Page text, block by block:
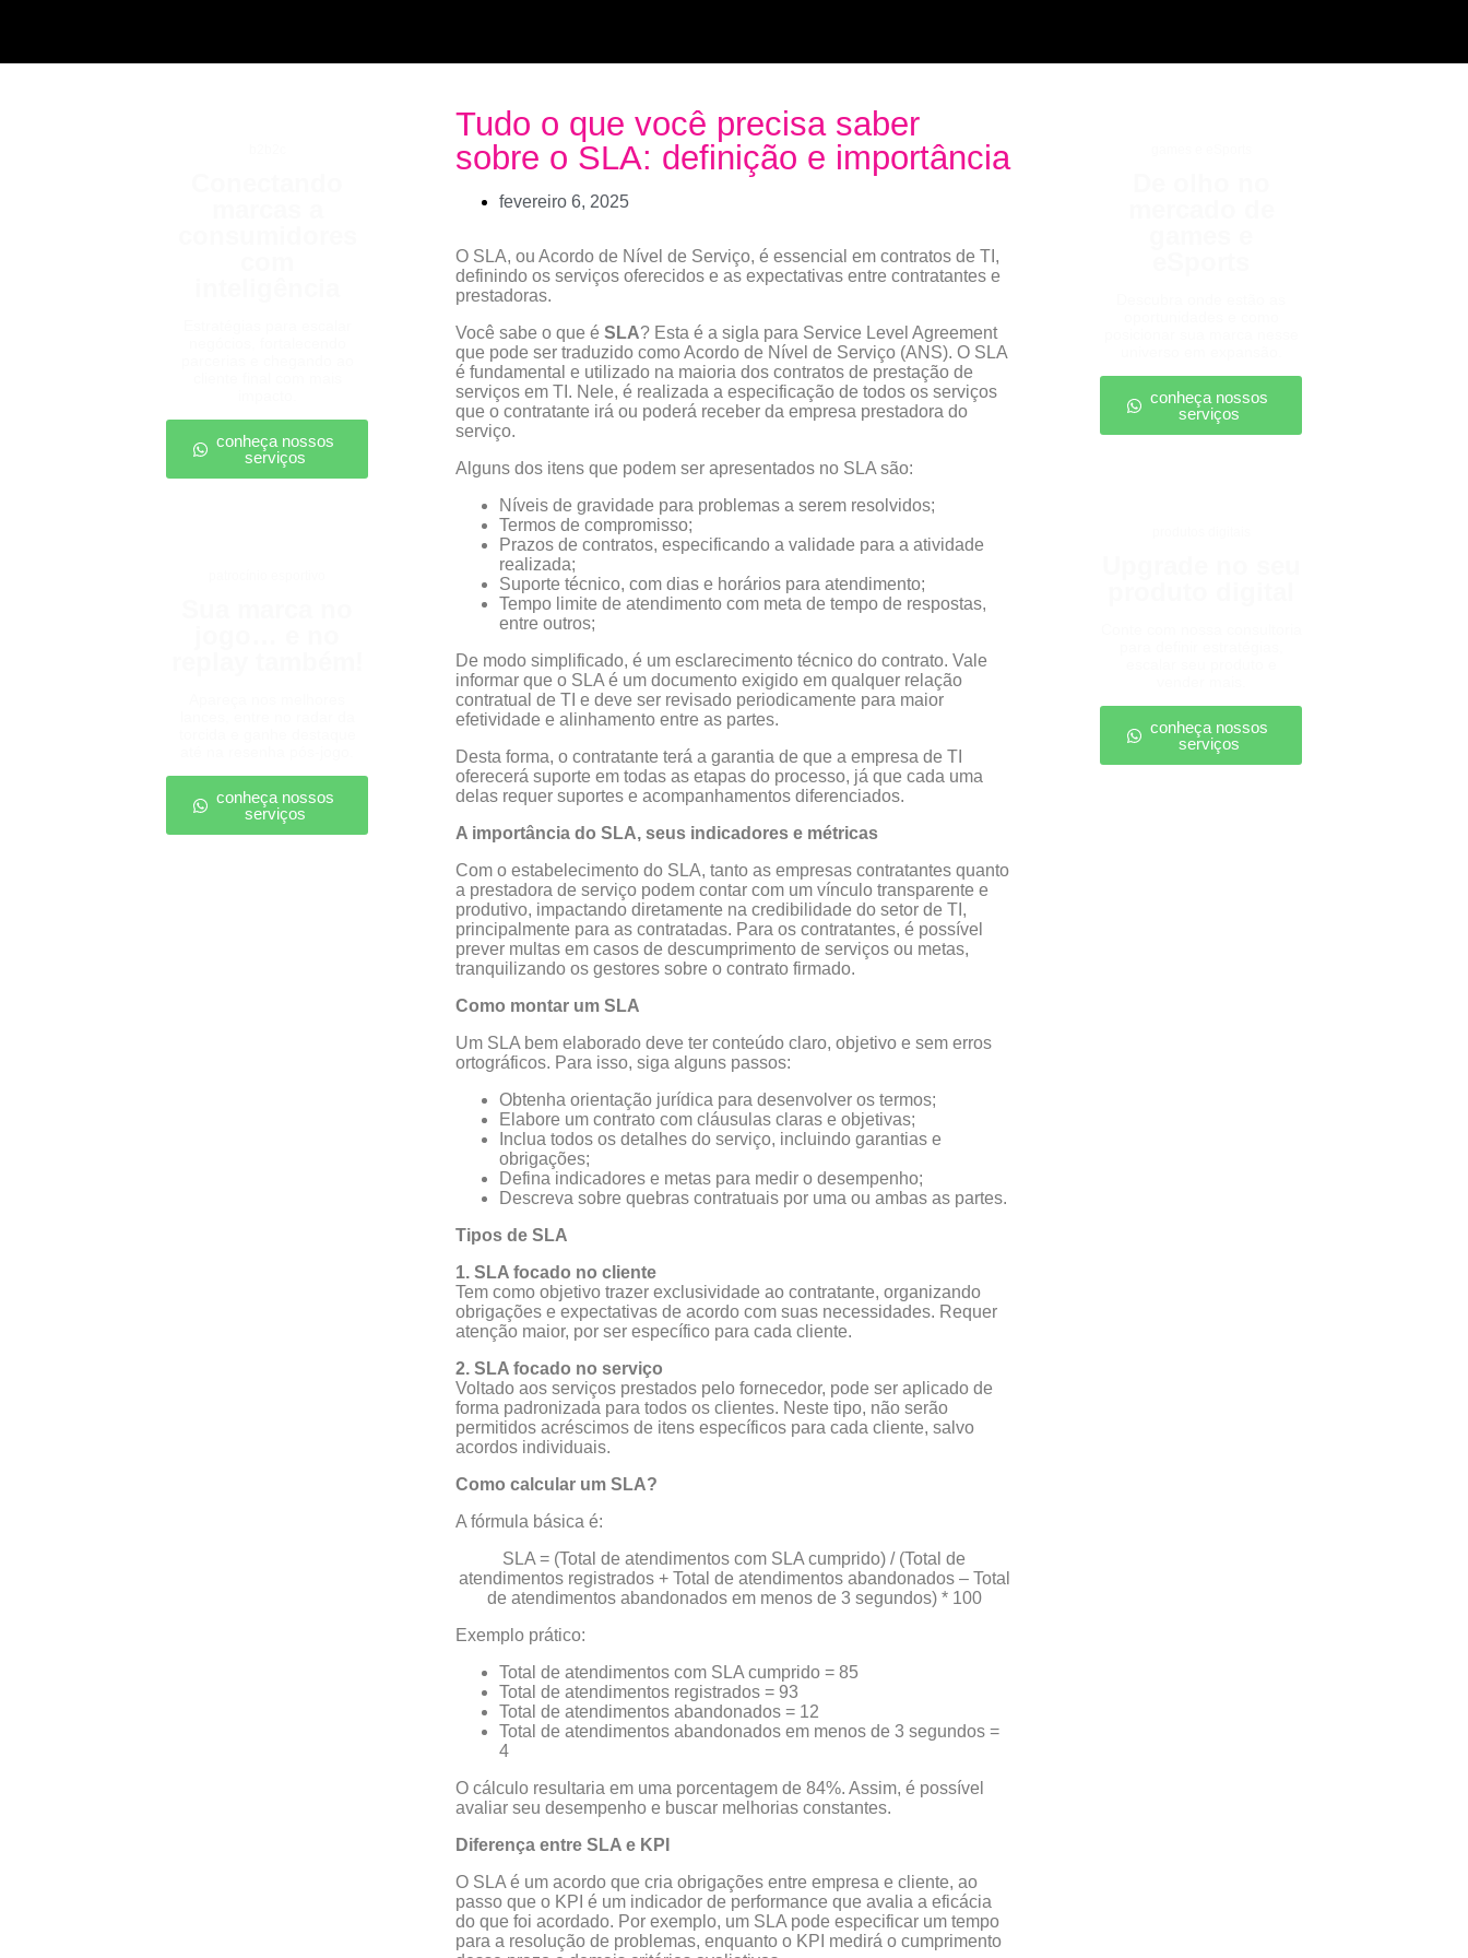
conheça nossos
serviços
conheça nossos
serviços
Tudo o que você precisa saber
sobre o SLA: definição e importância
fevereiro 6, 2025
O SLA, ou Acordo de Nível de Serviço, é essencial em contratos de TI,
definindo os serviços oferecidos e as expectativas entre contratantes e
prestadoras.
Você sabe o que é SLA? Esta é a sigla para Service Level Agreement
que pode ser traduzido como Acordo de Nível de Serviço (ANS). O SLA
é fundamental e utilizado na maioria dos contratos de prestação de
serviços em TI. Nele, é realizada a especificação de todos os serviços
que o contratante irá ou poderá receber da empresa prestadora do
serviço.
Alguns dos itens que podem ser apresentados no SLA são:
Níveis de gravidade para problemas a serem resolvidos;
Termos de compromisso;
Prazos de contratos, especificando a validade para a atividade
realizada;
Suporte técnico, com dias e horários para atendimento;
Tempo limite de atendimento com meta de tempo de respostas,
entre outros;
De modo simplificado, é um esclarecimento técnico do contrato. Vale
informar que o SLA é um documento exigido em qualquer relação
contratual de TI e deve ser revisado periodicamente para maior
efetividade e alinhamento entre as partes.
Desta forma, o contratante terá a garantia de que a empresa de TI
oferecerá suporte em todas as etapas do processo, já que cada uma
delas requer suportes e acompanhamentos diferenciados.
A importância do SLA, seus indicadores e métricas
Com o estabelecimento do SLA, tanto as empresas contratantes quanto
a prestadora de serviço podem contar com um vínculo transparente e
produtivo, impactando diretamente na credibilidade do setor de TI,
principalmente para as contratadas. Para os contratantes, é possível
prever multas em casos de descumprimento de serviços ou metas,
tranquilizando os gestores sobre o contrato firmado.
Como montar um SLA
Um SLA bem elaborado deve ter conteúdo claro, objetivo e sem erros
ortográficos. Para isso, siga alguns passos:
Obtenha orientação jurídica para desenvolver os termos;
Elabore um contrato com cláusulas claras e objetivas;
Inclua todos os detalhes do serviço, incluindo garantias e
obrigações;
Defina indicadores e metas para medir o desempenho;
Descreva sobre quebras contratuais por uma ou ambas as partes.
Tipos de SLA
1. SLA focado no cliente
Tem como objetivo trazer exclusividade ao contratante, organizando
obrigações e expectativas de acordo com suas necessidades. Requer
atenção maior, por ser específico para cada cliente.
2. SLA focado no serviço
Voltado aos serviços prestados pelo fornecedor, pode ser aplicado de
forma padronizada para todos os clientes. Neste tipo, não serão
permitidos acréscimos de itens específicos para cada cliente, salvo
acordos individuais.
Como calcular um SLA?
A fórmula básica é:
SLA = (Total de atendimentos com SLA cumprido) / (Total de
atendimentos registrados + Total de atendimentos abandonados – Total
de atendimentos abandonados em menos de 3 segundos) * 100
Exemplo prático:
Total de atendimentos com SLA cumprido = 85
Total de atendimentos registrados = 93
Total de atendimentos abandonados = 12
Total de atendimentos abandonados em menos de 3 segundos =
4
O cálculo resultaria em uma porcentagem de 84%. Assim, é possível
avaliar seu desempenho e buscar melhorias constantes.
Diferença entre SLA e KPI
O SLA é um acordo que cria obrigações entre empresa e cliente, ao
passo que o KPI é um indicador de performance que avalia a eficácia
do que foi acordado. Por exemplo, um SLA pode especificar um tempo
para a resolução de problemas, enquanto o KPI medirá o cumprimento
conheça nossos
serviços
conheça nossos
serviços